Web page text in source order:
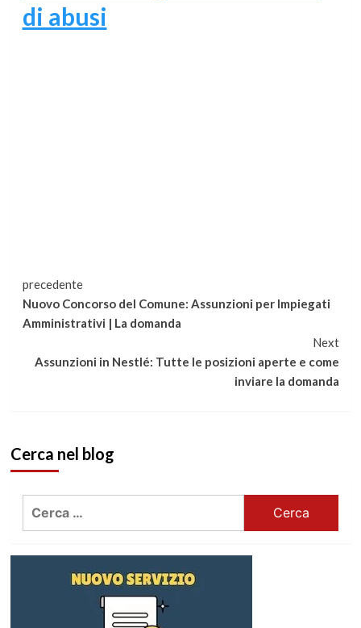
di abusi
Continua
a
leggere
precedente
Nuovo Concorso del Comune: Assunzioni per Impiegati
Amministrativi | La domanda
Next
Assunzioni in Nestlé: Tutte le posizioni aperte e come
inviare la domanda
Cerca nel blog